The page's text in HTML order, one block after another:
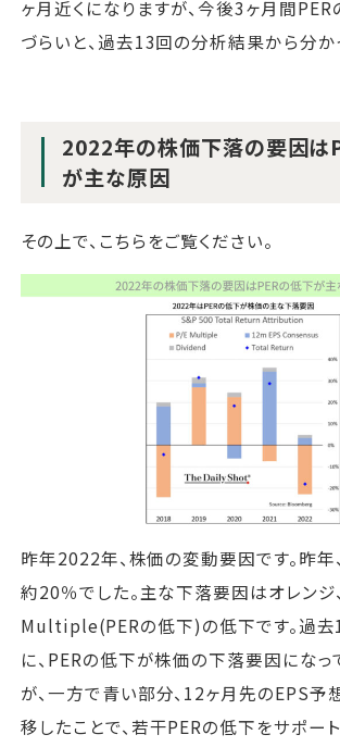
ヶ月近くになりますが、今後3ヶ月間
づらいと、過去13回の分析結果から分か
2022年の株価下落の要因は
が主な原因
その上で、こちらをご覧ください。
昨年2022年、株価の変動要因です。昨年
約20％でした。主な下落要因はオレンジ
Multiple(PERの低下)の低下です。過去
に、PERの低下が株価の下落要因になっ
が、一方で青い部分、12ヶ月先のEPS予
移したことで、若干PERの低下をサポー